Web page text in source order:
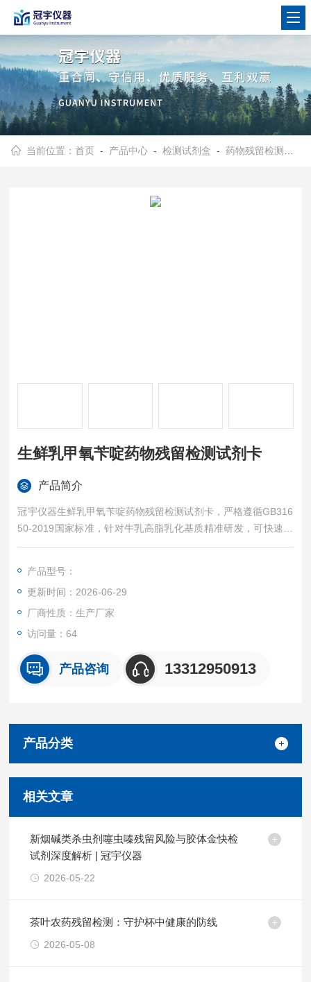
当前位置：首页 - 产品中心 -检测试剂盒 -药物残留检测试剂卡试剂盒
生鲜乳甲氧苄啶药物残留检测试剂卡
产品简介
冠宇仪器生鲜乳甲氧苄啶药物残留检测试剂卡，严格遵循GB316
50-2019国家标准，针对牛乳高脂乳化基质精准研发，可快速筛
查生鲜乳甲氧苄啶违禁残留与磺胺增效剂超标问题，适配规模化
货充足，支持批量采购、招投标合作与上门技术服务，是生鲜乳
甲氧苄啶残留合规管控的核心快检试剂。
产品型号：
更新时间：2026-06-29
厂商性质：生产厂家
访问量：64
产品咨询 13312950913
产品分类
相关文章
新烟碱类杀虫剂噻虫嗪残留风险与胶体金快检
试剂深度解析 | 冠宇仪器
2026-05-22
茶叶农药残留检测：守护杯中健康的防线
2026-05-08